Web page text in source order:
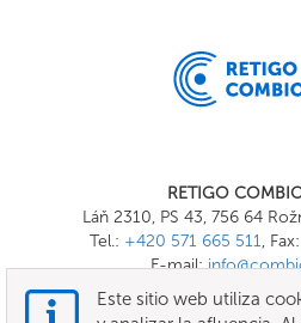
RETIGO
Láň 2310, PS 43, 756 64
Tel.: +420 571 665 511,
E-mail:
Este sitio web utiliza